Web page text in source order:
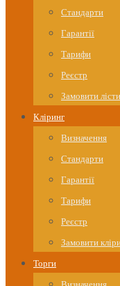
Стандарти
Гарантії
Тарифи
Реєстр
Замовити
Кліринг
Визначення
Стандарти
Гарантії
Тарифи
Реєстр
Замовити
Торги